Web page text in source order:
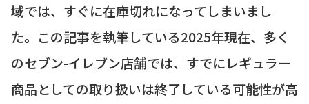
域では、すぐに在庫切れになってしまいまし
た。この記事を執筆している2025年現在、多く
のセブン-イレブン店舗では、すでにレギュラー
商品としての取り扱いは終了している可能性が高